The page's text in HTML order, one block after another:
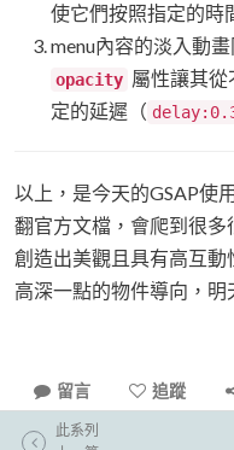
使它們按照指定的時
menu內容的淡入動
opacity 屬性讓其
定的延遲（
以上，是今天的GSAP使
翻官方文檔，會爬到很
創造出美觀且具有高互動
高深一點的物件導向，明
留言 追蹤
此系列